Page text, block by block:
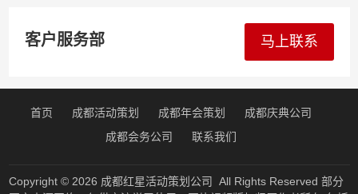
客户服务部 马上联系
首页 成都活动策划 成都年会策划
成都庆典公司
成都会务公司
联系我们
Copyright © 2026 成都红星活动策划公司 All Rights Reserved 部分